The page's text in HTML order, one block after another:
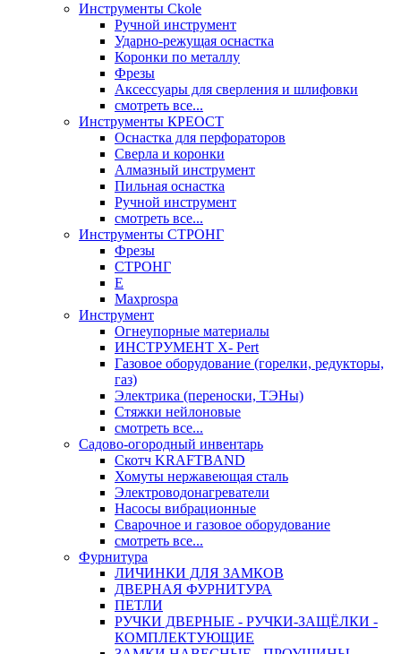
Инструменты Ckole
Ручной инструмент
Ударно‑режущая оснастка
Коронки по металлу
Фрезы
Аксессуары для сверления и шлифовки
смотреть все...
Инструменты КРЕОСТ
Оснастка для перфораторов
Сверла и коронки
Алмазный инструмент
Пильная оснастка
Ручной инструмент
смотреть все...
Инструменты СТРОНГ
Фрезы
СТРОНГ
Е
Maxprospa
Инструмент
Огнеупорные материалы
ИНСТРУМЕНТ X- Pert
Газовое оборудование (горелки, редукторы,
газ)
Электрика (переноски, ТЭНы)
Стяжки нейлоновые
смотреть все...
Садово-огородный инвентарь
Скотч KRAFTBAND
Хомуты нержавеющая сталь
Электроводонагреватели
Насосы вибрационные
Сварочное и газовое оборудование
смотреть все...
Фурнитура
ЛИЧИНКИ ДЛЯ ЗАМКОВ
ДВЕРНАЯ ФУРНИТУРА
ПЕТЛИ
РУЧКИ ДВЕРНЫЕ - РУЧКИ-ЗАЩЁЛКИ -
КОМПЛЕКТУЮЩИЕ